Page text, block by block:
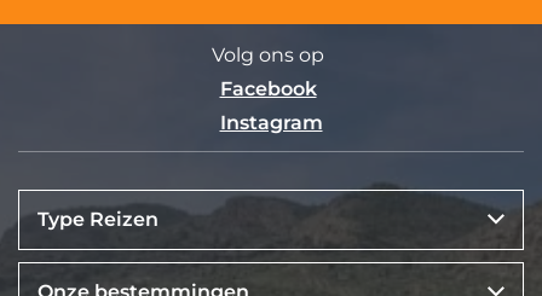
Volg ons op
Facebook
Instagram
Type Reizen
Onze bestemmingen